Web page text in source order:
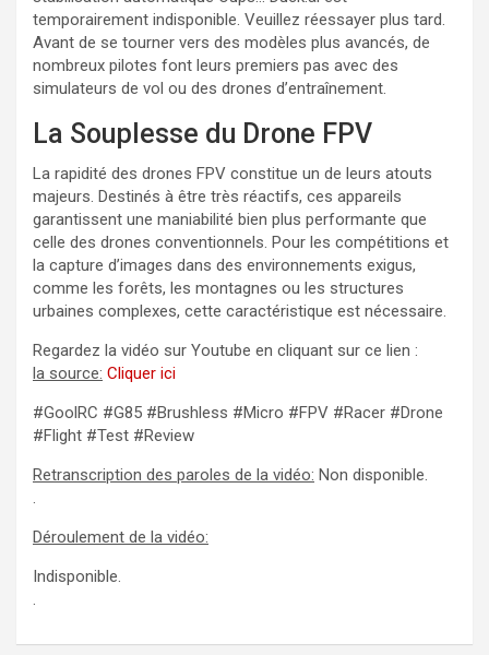
temporairement indisponible. Veuillez réessayer plus tard.
Avant de se tourner vers des modèles plus avancés, de
nombreux pilotes font leurs premiers pas avec des
simulateurs de vol ou des drones d’entraînement.
La Souplesse du Drone FPV
La rapidité des drones FPV constitue un de leurs atouts
majeurs. Destinés à être très réactifs, ces appareils
garantissent une maniabilité bien plus performante que
celle des drones conventionnels. Pour les compétitions et
la capture d’images dans des environnements exigus,
comme les forêts, les montagnes ou les structures
urbaines complexes, cette caractéristique est nécessaire.
Regardez la vidéo sur Youtube en cliquant sur ce lien :
la source: Cliquer ici
#GoolRC #G85 #Brushless #Micro #FPV #Racer #Drone
#Flight #Test #Review
Retranscription des paroles de la vidéo: Non disponible.
.
Déroulement de la vidéo:
Indisponible.
.